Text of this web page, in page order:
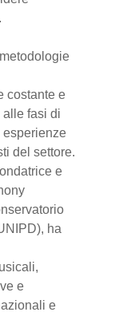
costante e
alle fasi di
esperienze
del settore.
e
ha
e
e